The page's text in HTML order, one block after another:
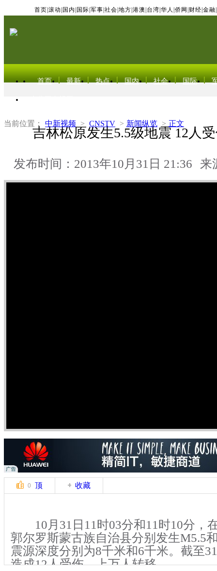
首页 滚动 国内 国际 军事 社会 地方 港澳 台湾 华人 侨网 财经 金融
首页 最新 热点 国内 社会 国际
当前位置： 中新视频 > CNSTV > 新闻纵览 > 正文
吉林松原发生5.5级地震 12人
发布时间：2013年10月31日 21:36 来
0 顶 收藏
10月31日11时03分和11时10分，
郭尔罗斯蒙古族自治县分别发生M5.5
震源深度分别为8千米和6千米。截至
造成12人受伤，上万人转移。